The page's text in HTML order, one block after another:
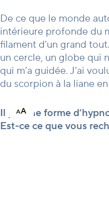
AA
De ce que le monde
intérieure profonde du
filament d’un grand
un cercle, un globe qui
qui m’a guidée. J’ai
du scorpion à la liane
Il y a une forme
Est-ce ce que vous